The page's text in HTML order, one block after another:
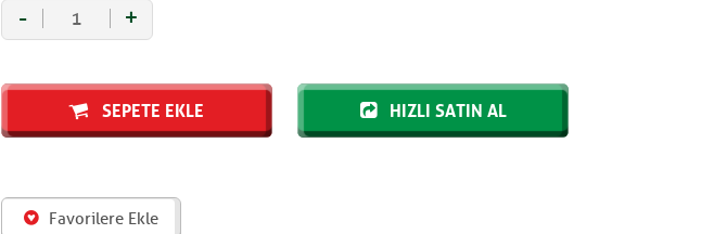
- +
SEPETE EKLE HIZLI SATIN AL
Favorilere Ekle